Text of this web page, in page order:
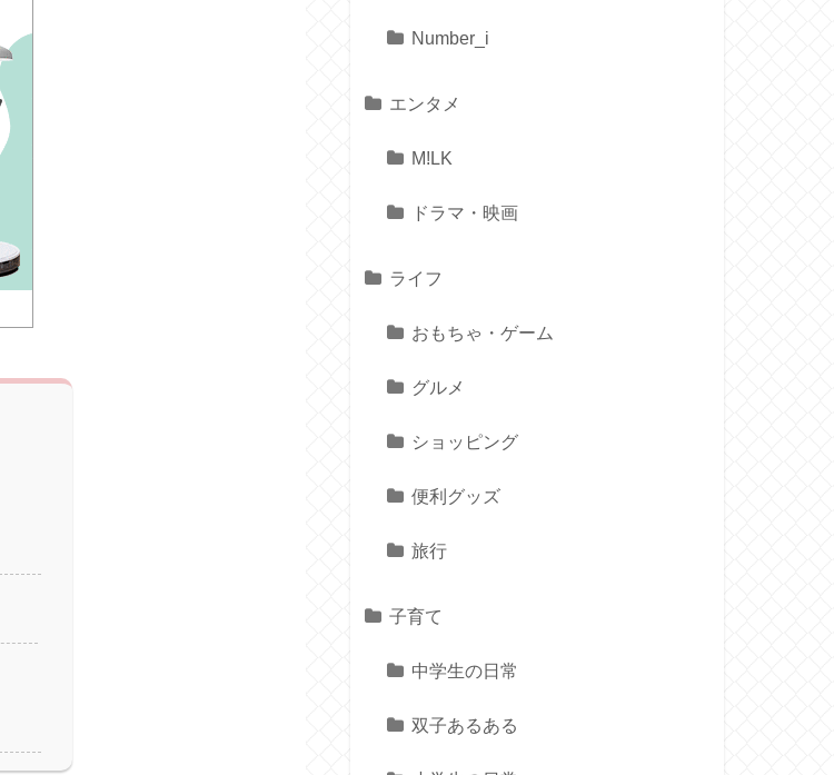
Number_i
エンタメ
M!LK
ドラマ・映画
ライフ
おもちゃ・ゲーム
グルメ
ショッピング
便利グッズ
旅行
子育て
中学生の日常
双子あるある